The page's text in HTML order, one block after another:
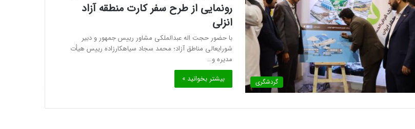
گردشگری
رونمایی از طرح سفر کارت منطقه آزاد
انزلی
با حضور حجت اله عبدالملکی مشاور رییس جمهور و دبیر
شورایعالی مناطق آزاد؛ محمد سجاد سیاهکارزاده رییس هیأت
مدیره و…
بیشتر بخوانید »